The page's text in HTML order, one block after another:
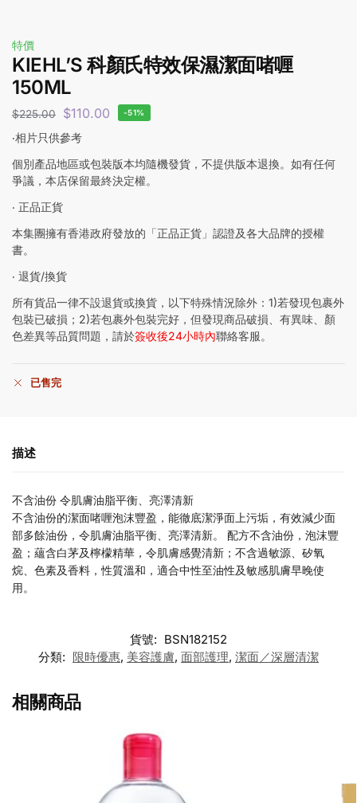
特價
KIEHL’S 科顏氏特效保濕潔面啫喱
150ML
$225.00 $110.00 -51%
‧相片只供參考
個別產品地區或包裝版本均隨機發貨，不提供版本退換。如有任何
爭議，本店保留最終決定權。
‧ 正品正貨
本集團擁有香港政府發放的「正品正貨」認證及各大品牌的授權
書。
‧ 退貨/換貨
所有貨品一律不設退貨或換貨，以下特殊情況除外：1)若發現包裹外
包裝已破損；2)若包裹外包裝完好，但發現商品破損、有異味、顏
色差異等品質問題，請於簽收後24小時內聯絡客服。
已售完
描述
不含油份 令肌膚油脂平衡、亮澤清新
不含油份的潔面啫喱泡沫豐盈，能徹底潔淨面上污垢，有效減少面
部多餘油份，令肌膚油脂平衡、亮澤清新。 配方不含油份，泡沫豐
盈；蘊含白茅及檸檬精華，令肌膚感覺清新；不含過敏源、矽氧
烷、色素及香料，性質溫和，適合中性至油性及敏感肌膚早晚使
用。
貨號: BSN182152
分類: 限時優惠, 美容護膚, 面部護理, 潔面／深層清潔
相關商品